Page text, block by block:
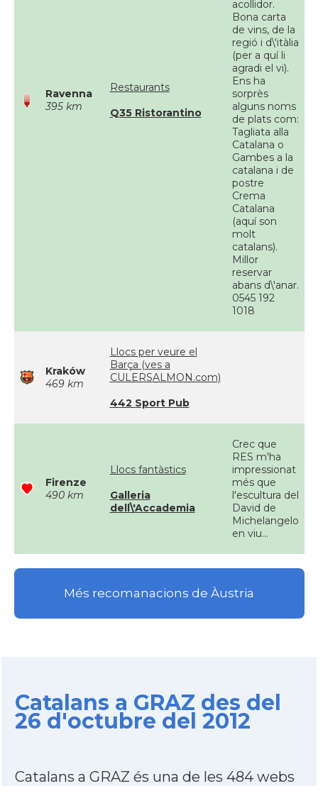
Ravenna
395 km
Restaurants
Q35 Ristorantino
acollidor.
Bona carta
de vins, de la
regió i d\'itàlia
(per a quí li
agradi el vi).
Ens ha
sorprès
alguns noms
de plats com:
Tagliata alla
Catalana o
Gambes a la
catalana i de
postre
Crema
Catalana
(aquí son
molt
catalans).
Millor
reservar
abans d\'anar.
0545 192
1018
Kraków
469 km
Llocs per veure el
Barça (ves a
CULERSALMON.com)
442 Sport Pub
Firenze
490 km
Llocs fantàstics
Galleria
dell\'Accademia
Crec que
RES m'ha
impressionat
més que
l'escultura del
David de
Michelangelo
en viu...
Més recomanacions de Àustria
Catalans a GRAZ des del
26 d'octubre del 2012
Catalans a GRAZ és una de les 484 webs